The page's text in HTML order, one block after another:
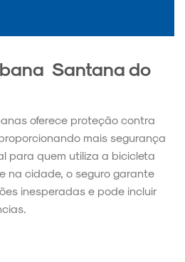
Santana do
oferece proteção contra
mais segurança
para quem utiliza a bicicleta
na cidade, o seguro garante
inesperadas e pode incluir